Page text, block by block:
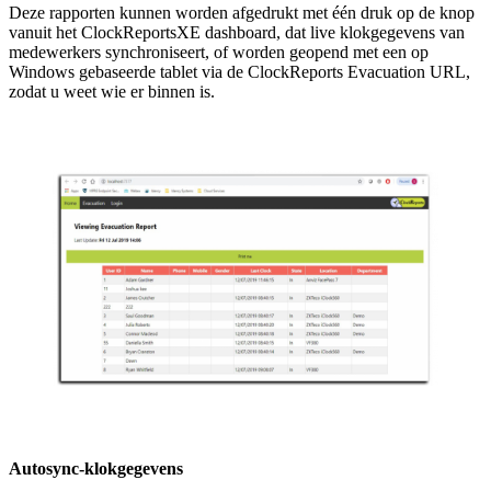
Deze rapporten kunnen worden afgedrukt met één druk op de knop
vanuit het ClockReportsXE dashboard, dat live klokgegevens van
medewerkers synchroniseert, of worden geopend met een op
Windows gebaseerde tablet via de ClockReports Evacuation URL,
zodat u weet wie er binnen is.
Autosync-klokgegevens